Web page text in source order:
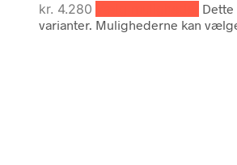
kr. 4.280
Dette
varianter. Mulighederne kan